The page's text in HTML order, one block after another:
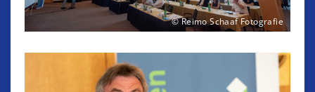
© Reimo Schaaf Fotografie